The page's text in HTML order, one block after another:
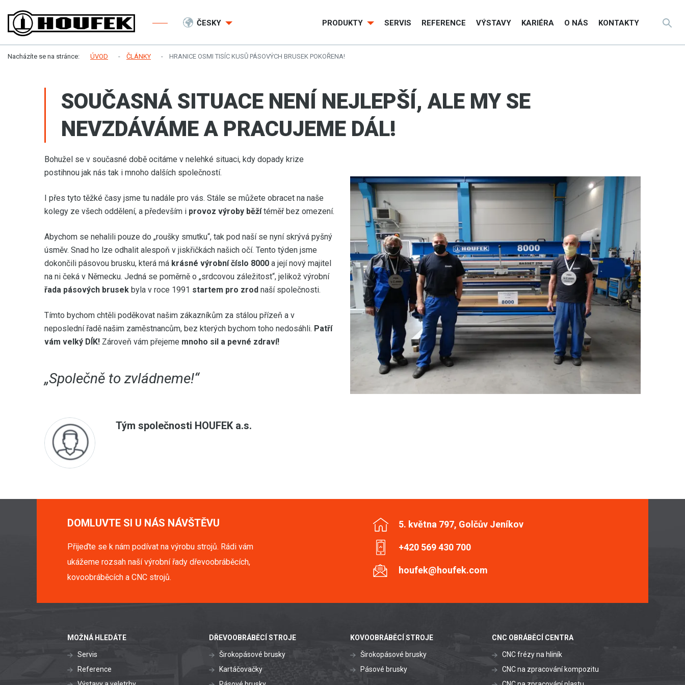
ČESKY PRODUKTY SERVIS REFERENCE VÝSTAVY KARIÉRA O NÁS KONTAKTY
Nacházíte se na stránce: ÚVOD ČLÁNKY HRANICE OSMI TISÍC KUSŮ PÁSOVÝCH BRUSEK POKOŘENA!
SOUČASNÁ SITUACE NENÍ NEJLEPŠÍ, ALE MY SE
NEVZDÁVÁME A PRACUJEME DÁL!
Bohužel se v současné době ocitáme v nelehké situaci, kdy dopady krize
postihnou jak nás tak i mnoho dalších společností.
I přes tyto těžké časy jsme tu nadále pro vás. Stále se můžete obracet na naše
kolegy ze všech oddělení, a především i provoz výroby běžítéměř bez omezení.
Abychom se nehalili pouze do „roušky smutku“, tak pod naší se nyní skrývá pyšný
úsměv. Snad ho lze odhalit alespoň v jiskřičkách našich očí. Tento týden jsme
dokončili pásovou brusku, která má krásné výrobní číslo 8000 a její nový majitel
na ni čeká v Německu. Jedná se poměrně o „srdcovou záležitost“, jelikož výrobní
řada pásových brusek byla v roce 1991 startem pro zrod naší společnosti.
Tímto bychom chtěli poděkovat našim zákazníkům za stálou přízeň a v
neposlední řadě našim zaměstnancům, bez kterých bychom toho nedosáhli. Patří
vám velký DÍK! Zároveň vám přejeme mnoho sil a pevné zdraví!
„Společně to zvládneme!“
Tým společnosti HOUFEK a.s.
DOMLUVTE SI U NÁS NÁVŠTĚVU
Přijeďte se k nám podívat na výrobu strojů. Rádi vám
ukážeme rozsah naší výrobní řady dřevoobráběcích,
kovoobráběcích a CNC strojů.
5. května 797, Golčův Jeníkov
+420 569 430 700
houfek@houfek.com
MOŽNÁ HLEDÁTE
Servis
Reference
DŘEVOOBRÁBĚCÍ STROJE
Širokopásové brusky
Kartáčovačky
KOVOOBRÁBĚCÍ STROJE
Širokopásové brusky
Pásové brusky
CNC OBRÁBĚCÍ CENTRA
CNC frézy na hliník
CNC na zpracování kompozitu